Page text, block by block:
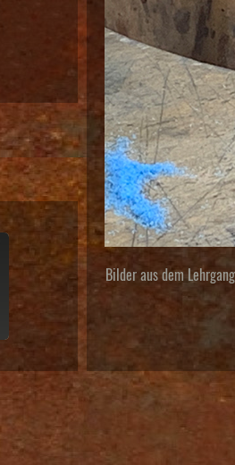
Bilder aus dem